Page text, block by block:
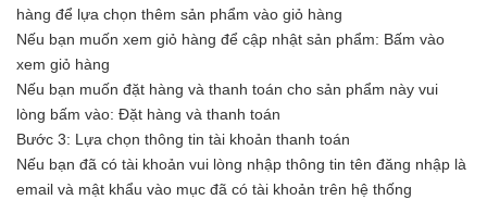
hàng để lựa chọn thêm sản phẩm vào giỏ hàng
Nếu bạn muốn xem giỏ hàng để cập nhật sản phẩm: Bấm vào
xem giỏ hàng
Nếu bạn muốn đặt hàng và thanh toán cho sản phẩm này vui
lòng bấm vào: Đặt hàng và thanh toán
Bước 3: Lựa chọn thông tin tài khoản thanh toán
Nếu bạn đã có tài khoản vui lòng nhập thông tin tên đăng nhập là
email và mật khẩu vào mục đã có tài khoản trên hệ thống